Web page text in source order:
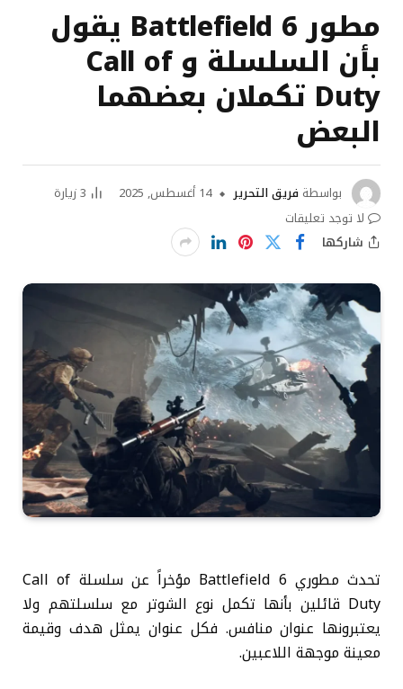
مطور Battlefield 6 يقول
بأن السلسلة و Call of
Duty تكملان بعضهما
البعض
بواسطة فريق التحرير 14 أغسطس, 2025 3زيارة
لا توجد تعليقات
شاركها
تحدث مطوري Battlefield 6 مؤخراً عن سلسلة Call of
Duty قائلين بأنها تكمل نوع الشوتر مع سلسلتهم ولا
يعتبرونها عنوان منافس. فكل عنوان يمثل هدف وقيمة
معينة موجهة اللاعبين.